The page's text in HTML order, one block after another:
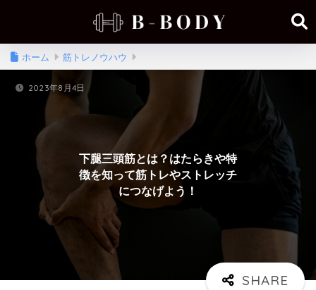
ホーム 筋トレノウハウ
下腿三頭筋とは？はたらきや特
徴を知って筋トレやストレッチ
につなげよう！
2023年8月4日